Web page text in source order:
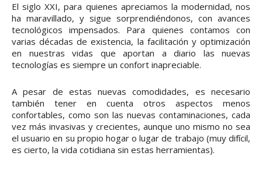
El siglo XXI, para quienes apreciamos la modernidad, nos
ha maravillado, y sigue sorprendiéndonos, con avances
tecnológicos impensados. Para quienes contamos con
varias décadas de existencia, la facilitación y optimización
en nuestras vidas que aportan a diario las nuevas
tecnologías es siempre un confort inapreciable.
A pesar de estas nuevas comodidades, es necesario
también tener en cuenta otros aspectos menos
confortables, como son las nuevas contaminaciones, cada
vez más invasivas y crecientes, aunque uno mismo no sea
el usuario en su propio hogar o lugar de trabajo (muy difícil,
es cierto, la vida cotidiana sin estas herramientas).